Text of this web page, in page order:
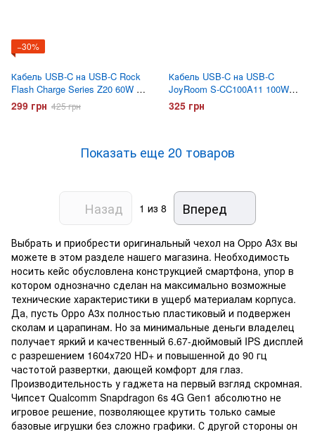
−30%
Кабель USB-C на USB-C Rock
Flash Charge Series Z20 60W 1
метр Белый
299 грн 425 грн
Кабель USB-C на USB-C
JoyRoom S-CC100A11 100W
1.2 метра Белый
325 грн
Показать еще 20 товаров
Назад 1 из 8 Вперед
Выбрать и приобрести оригинальный чехол на Oppo A3x вы
можете в этом разделе нашего магазина. Необходимость
носить кейс обусловлена конструкцией смартфона, упор в
котором однозначно сделан на максимально возможные
технические характеристики в ущерб материалам корпуса.
Да, пусть Орро А3х полностью пластиковый и подвержен
сколам и царапинам. Но за минимальные деньги владелец
получает яркий и качественный 6.67-дюймовый IPS дисплей
с разрешением 1604x720 HD+ и повышенной до 90 гц
частотой развертки, дающей комфорт для глаз.
Производительность у гаджета на первый взгляд скромная.
Чипсет Qualcomm Snapdragon 6s 4G Gen1 абсолютно не
игровое решение, позволяющее крутить только самые
базовые игрушки без сложно графики. С другой стороны он